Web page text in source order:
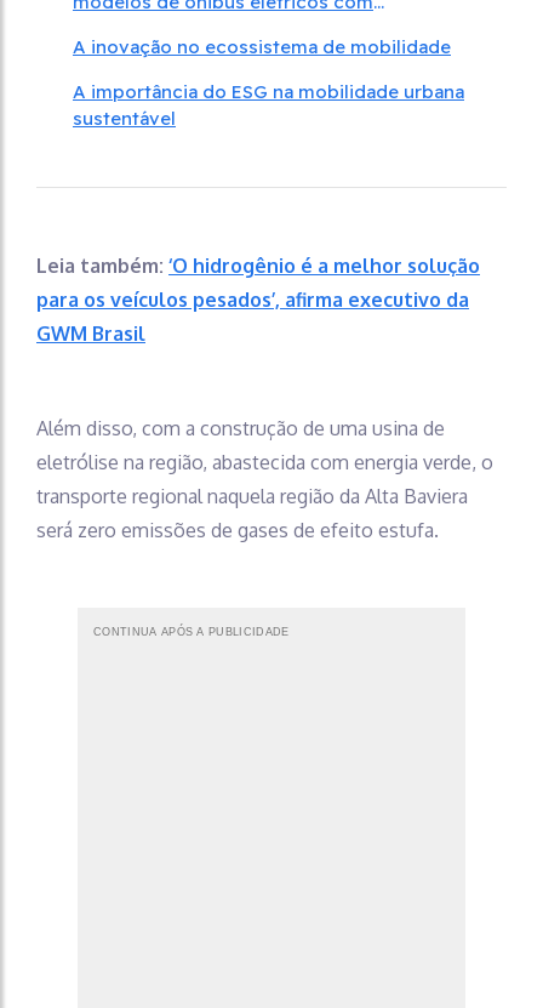
A inovação no ecossistema de mobilidade
A importância do ESG na mobilidade urbana
sustentável
Leia também: ‘O hidrogênio é a melhor solução
para os veículos pesados’, afirma executivo da
GWM Brasil
Além disso, com a construção de uma usina de
eletrólise na região, abastecida com energia verde, o
transporte regional naquela região da Alta Baviera
será zero emissões de gases de efeito estufa.
CONTINUA APÓS A PUBLICIDADE